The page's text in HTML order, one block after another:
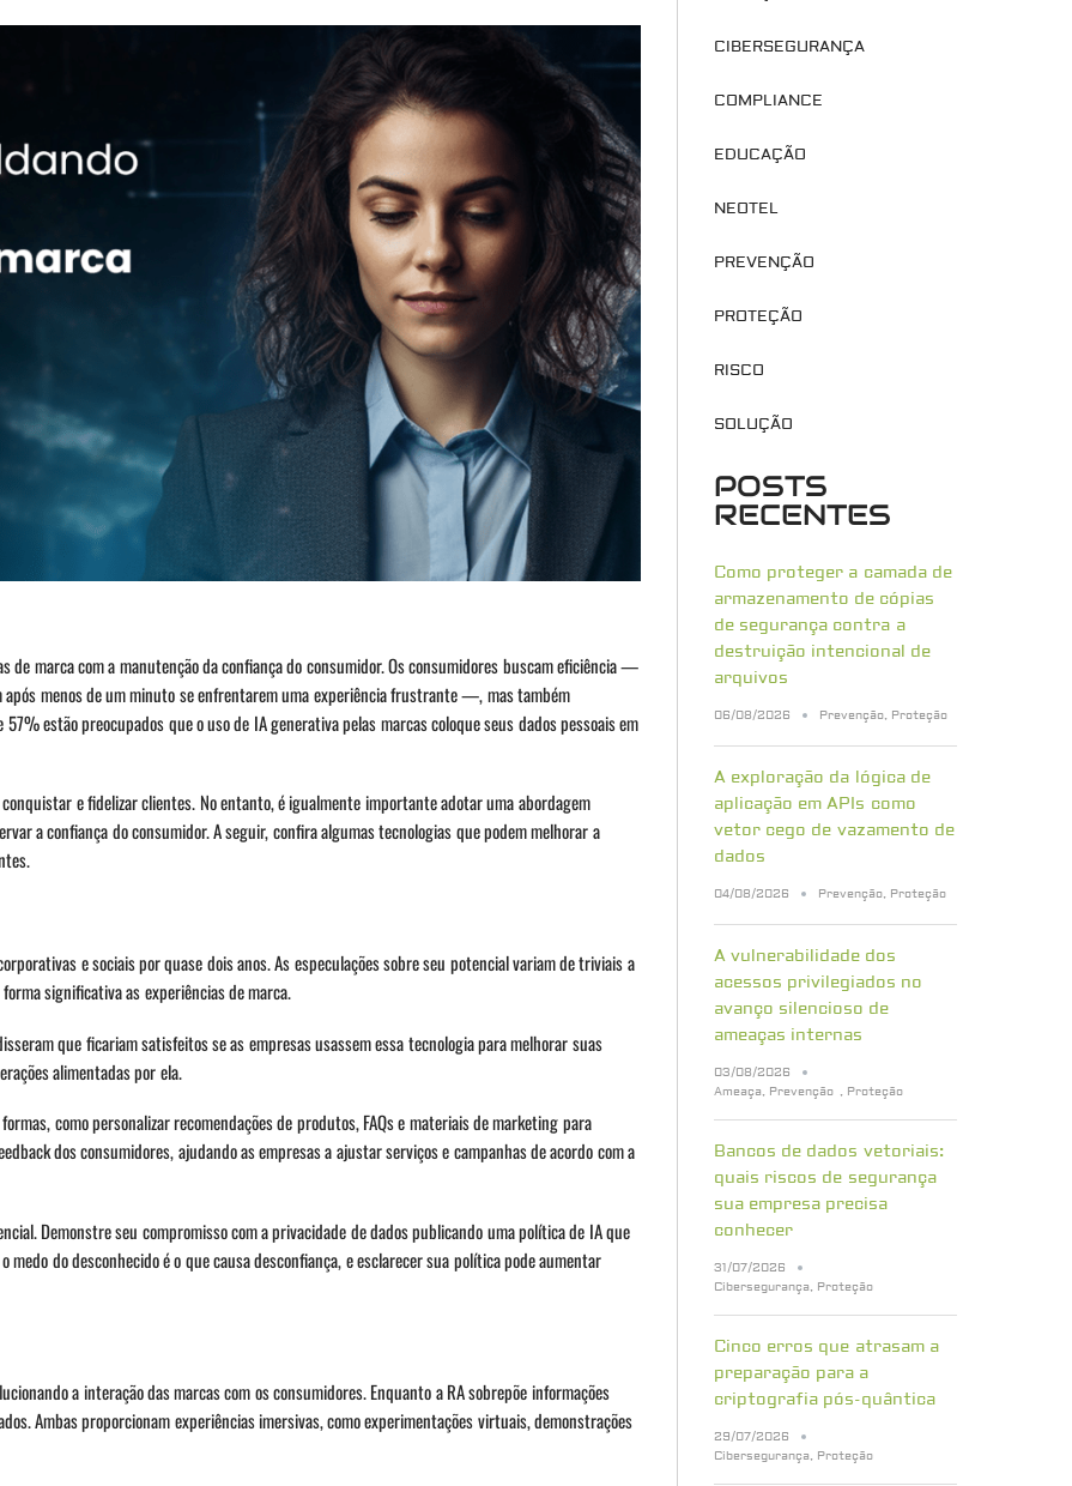
de marca com a manutenção da confiança do consumidor. Os consumidores buscam eficiência —
menos de um minuto se enfrentarem uma experiência frustrante —, mas também
estão preocupados que o uso de IA generativa pelas marcas coloque seus dados pessoais em
e fidelizar clientes. No entanto, é igualmente importante adotar uma abordagem
a confiança do consumidor. A seguir, confira algumas tecnologias que podem melhorar a
e sociais por quase dois anos. As especulações sobre seu potencial variam de triviais a
significativa as experiências de marca.
que ficariam satisfeitos se as empresas usassem essa tecnologia para melhorar suas
alimentadas por ela.
como personalizar recomendações de produtos, FAQs e materiais de marketing para
dos consumidores, ajudando as empresas a ajustar serviços e campanhas de acordo com a
Demonstre seu compromisso com a privacidade de dados publicando uma política de IA que
do desconhecido é o que causa desconfiança, e esclarecer sua política pode aumentar
a interação das marcas com os consumidores. Enquanto a RA sobrepõe informações
Ambas proporcionam experiências imersivas, como experimentações virtuais, demonstrações
CIBERSEGURANÇA
COMPLIANCE
EDUCAÇÃO
NEOTEL
PREVENÇÃO
PROTEÇÃO
RISCO
SOLUÇÃO
POSTS
RECENTES
Como proteger a camada de
armazenamento de cópias
de segurança contra a
destruição intencional de
arquivos
06/08/2026 Prevenção, Proteção
A exploração da lógica de
aplicação em APIs como
vetor cego de vazamento de
dados
04/08/2026 Prevenção, Proteção
A vulnerabilidade dos
acessos privilegiados no
avanço silencioso de
ameaças internas
03/08/2026
Ameaça, Prevenção , Proteção
Bancos de dados vetoriais:
quais riscos de segurança
sua empresa precisa
conhecer
31/07/2026
Cibersegurança, Proteção
Cinco erros que atrasam a
preparação para a
criptografia pós-quântica
29/07/2026
Cibersegurança, Proteção